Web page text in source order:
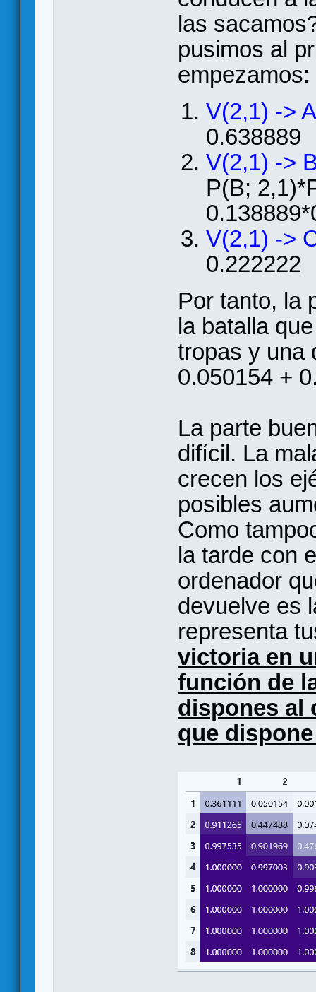
las
pusimos al
empezamos:
V(2,1) ->
0.638889
V(2,1) ->
P(B;
V(2,1) ->
0.222222
Por tanto, la
la batalla
tropas y una
0.050154 +
La parte
difícil. La
crecen los
posibles
Como
la tarde con
ordenador
devuelve es
representa
victoria en
función de
dispones al
que